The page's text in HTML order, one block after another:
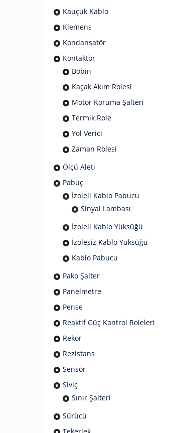
Kauçuk Kablo
Klemens
Kondansatör
Kontaktör
Bobin
Kaçak Akım Rolesi
Motor Koruma Şalteri
Termik Role
Yol Verici
Zaman Rölesi
Ölçü Aleti
Pabuç
İzoleli Kablo Pabucu
Sinyal Lambası
İzoleli Kablo Yüksüğü
İzolesiz Kablo Yüksüğü
Kablo Pabucu
Pako Şalter
Panelmetre
Pense
Reaktif Güç Kontrol Roleleri
Rekor
Rezistans
Sensör
Siviç
Sınır Şalteri
Sürücü